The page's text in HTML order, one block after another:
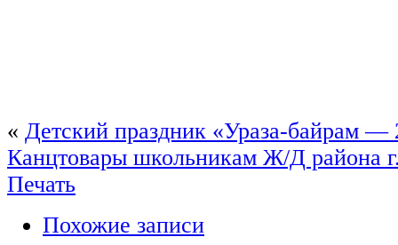
« Детский праздник «Ураза-байрам —
Канцтовары школьникам Ж/Д района
Печать
Похожие записи